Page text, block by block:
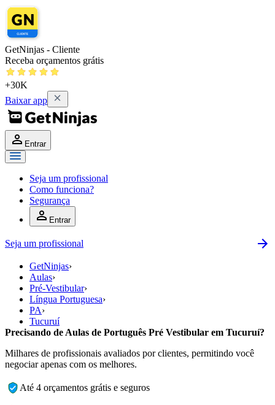
GetNinjas - Cliente
Receba orçamentos grátis
+30K
Baixar app
Entrar
Seja um profissional
Como funciona?
Segurança
Entrar
Seja um profissional
GetNinjas›
Aulas›
Pré-Vestibular›
Língua Portuguesa›
PA›
Tucuruí
Precisando de Aulas de Português Pré Vestibular em Tucuruí?
Milhares de profissionais avaliados por clientes, permitindo você
negociar apenas com os melhores.
Até 4 orçamentos grátis e seguros